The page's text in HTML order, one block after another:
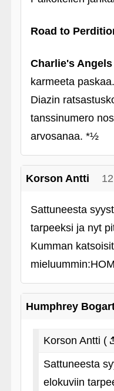
Road to
Charlie's
karmeeta
Diazin
tanssinumero
arvosanaa. *½
Korson Antti
Sattuneesta
tarpeeksi ja nyt
Kumman
Humphrey
Korson Antti (
Sattuneesta
elokuviin